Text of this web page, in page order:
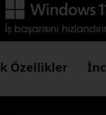
Özellikler